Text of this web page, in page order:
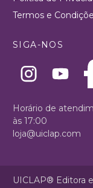
Termos e
SIGA-NOS
Horário de
às 17:00
loja@uiclap.com
UICLAP® Editora